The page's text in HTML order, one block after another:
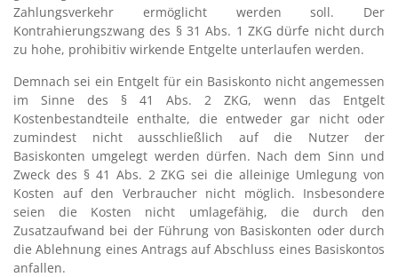
Zahlungsverkehr ermöglicht werden soll. Der
Kontrahierungszwang des § 31 Abs. 1 ZKG dürfe nicht durch
zu hohe, prohibitiv wirkende Entgelte unterlaufen werden.
Demnach sei ein Entgelt für ein Basiskonto nicht angemessen
im Sinne des § 41 Abs. 2 ZKG, wenn das Entgelt
Kostenbestandteile enthalte, die entweder gar nicht oder
zumindest nicht ausschließlich auf die Nutzer der
Basiskonten umgelegt werden dürfen. Nach dem Sinn und
Zweck des § 41 Abs. 2 ZKG sei die alleinige Umlegung von
Kosten auf den Verbraucher nicht möglich. Insbesondere
seien die Kosten nicht umlagefähig, die durch den
Zusatzaufwand bei der Führung von Basiskonten oder durch
die Ablehnung eines Antrags auf Abschluss eines Basiskontos
anfallen.